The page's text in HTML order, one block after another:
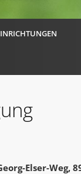
Elser-Weg,